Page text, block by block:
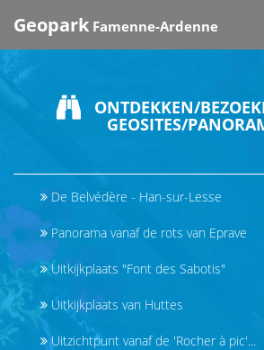
Geopark Famenne-Ardenne
ONTDEKKEN/
GEOSITES/
De Belvédère - Han-sur-Lesse
Panorama vanaf de rots van Eprave
Uitkijkplaats "Font des Sabotis"
Uitkijkplaats van Huttes
Uitzichtpunt vanaf de 'Rocher à pic'...